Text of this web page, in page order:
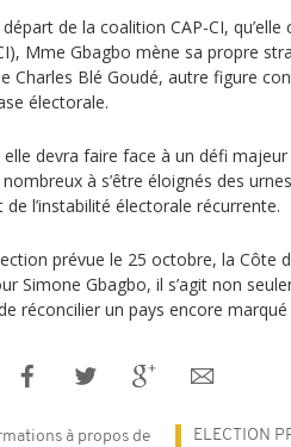
de la coalition CAP-CI,
Mme Gbagbo mène sa propre
Charles Blé Goudé, autre figure
électorale.
elle devra faire face à un défi
à s’être éloignés des
de l’instabilité électorale récurrente.
prévue le 25 octobre, la Côte
Simone Gbagbo, il s’agit non
réconcilier un pays encore
à propos de ELECTION